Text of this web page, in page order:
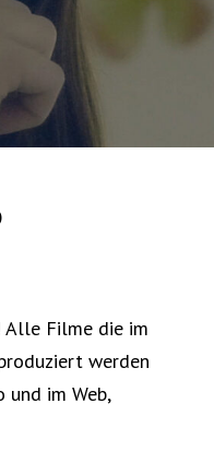
Alle Filme die im
werden
und im Web,